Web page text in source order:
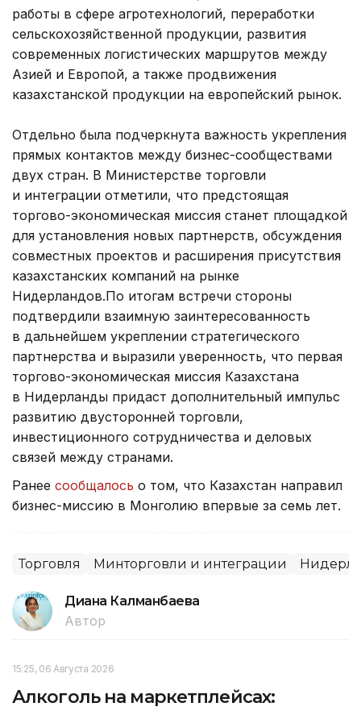
работы в сфере агротехнологий, переработки
сельскохозяйственной продукции, развития
современных логистических маршрутов между
Азией и Европой, а также продвижения
казахстанской продукции на европейский рынок.
Отдельно была подчеркнута важность укрепления
прямых контактов между бизнес-сообществами
двух стран. В Министерстве торговли
и интеграции отметили, что предстоящая
торгово-экономическая миссия станет площадкой
для установления новых партнерств, обсуждения
совместных проектов и расширения присутствия
казахстанских компаний на рынке
Нидерландов.По итогам встречи стороны
подтвердили взаимную заинтересованность
в дальнейшем укреплении стратегического
партнерства и выразили уверенность, что первая
торгово-экономическая миссия Казахстана
в Нидерланды придаст дополнительный импульс
развитию двусторонней торговли,
инвестиционного сотрудничества и деловых
связей между странами.
Ранее сообщалось о том, что Казахстан направил
бизнес-миссию в Монголию впервые за семь лет.
Торговля Минторговли и интеграции
Диана Калманбаева
Автор
15:25, 06 Августа 2026
Алкоголь на маркетплейсах: